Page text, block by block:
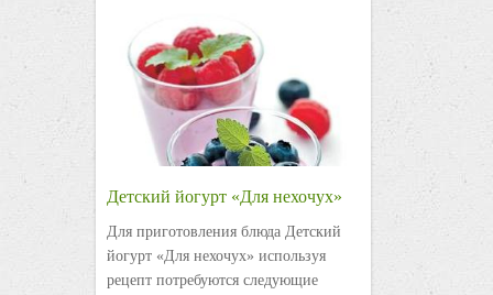
Детский йогурт «Для нехочух»
Для приготовления блюда Детский
йогурт «Для нехочух» используя
рецепт потребуются следующие